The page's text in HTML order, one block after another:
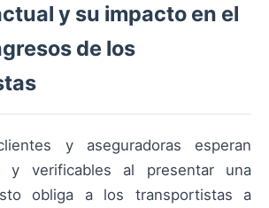
y su impacto en el
de los
y aseguradoras esperan
y verificables al presentar una
obliga a los transportistas a